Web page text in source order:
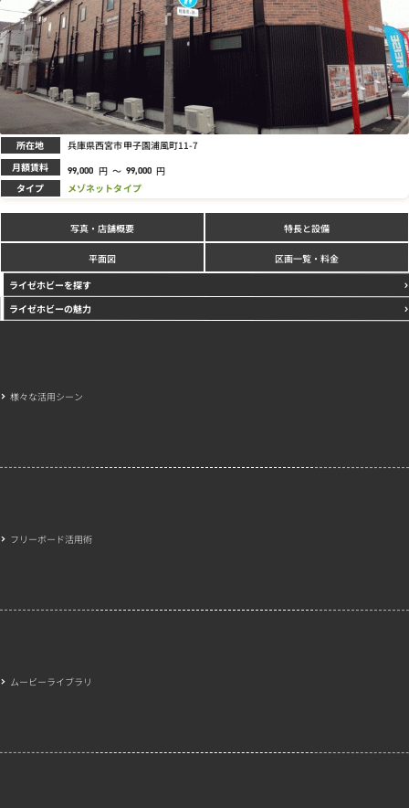
所在地 兵庫県西宮市甲子園浦風町11-7
月額賃料 99,000 円 ～ 99,000 円
タイプ メゾネットタイプ
写真・店舗概要 特長と設備
平面図 区画一覧・料金
ライゼホビーを探す
ライゼホビーの魅力
様々な活用シーン
フリーボード活用術
ムービーライブラリ